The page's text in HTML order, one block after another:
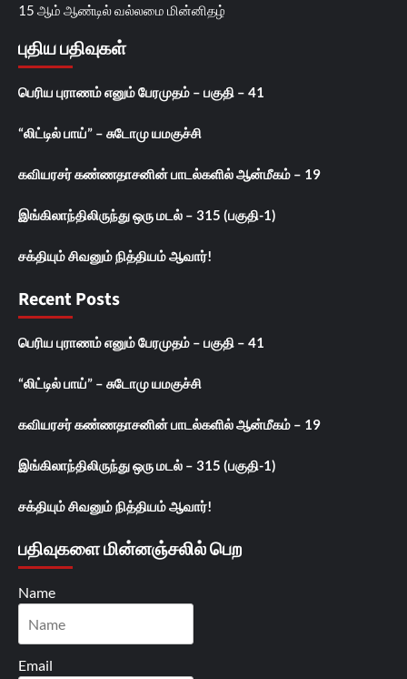
15 ஆம் ஆண்டில் வல்லமை மின்னிதழ்
புதிய பதிவுகள்
பெரிய புராணம் எனும் பேரமுதம் – பகுதி – 41
“லிட்டில் பாய்” – சுடோமு யமகுச்சி
கவியரசர் கண்ணதாசனின் பாடல்களில் ஆன்மீகம் – 19
இங்கிலாந்திலிருந்து ஒரு மடல் – 315 (பகுதி-1)
சக்தியும் சிவனும் நித்தியம் ஆவார்!
Recent Posts
பெரிய புராணம் எனும் பேரமுதம் – பகுதி – 41
“லிட்டில் பாய்” – சுடோமு யமகுச்சி
கவியரசர் கண்ணதாசனின் பாடல்களில் ஆன்மீகம் – 19
இங்கிலாந்திலிருந்து ஒரு மடல் – 315 (பகுதி-1)
சக்தியும் சிவனும் நித்தியம் ஆவார்!
பதிவுகளை மின்னஞ்சலில் பெற
Name
Email